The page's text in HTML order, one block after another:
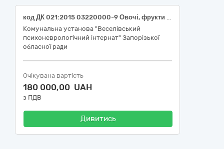
код ДК 021:2015 03220000-9 Овочі, фрукти ти горіхи (Апельсини свіжі, діаметр плоду не менше 5 см, вищого сорту; Банани свіжі, ґатунок другий, світло-зелені, від 14 см, діаметр плоду не більше 4 см)
Комунальна установа "Веселівський
психоневрологічний інтернат" Запорізької
обласної ради
Очікувана вартість
180 000,00 UAH
з ПДВ
Дивитись